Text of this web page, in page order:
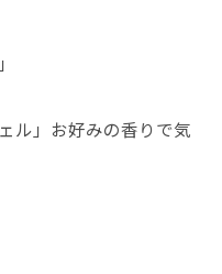
ル」お好みの香りで気